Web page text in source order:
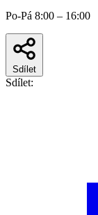
Po-Pá 8:00 – 16:00
Sdílet
Sdílet: